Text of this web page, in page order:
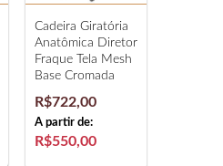
Cadeira Giratória
Anatômica Diretor
Fraque Tela Mesh
Base Cromada
R$722,00
A partir de:
R$550,00